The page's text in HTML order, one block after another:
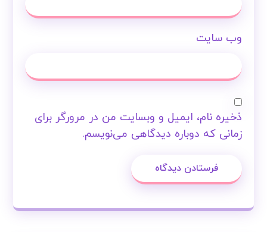
وب‌ سایت
ذخیره نام، ایمیل و وبسایت من در مرورگر برای
زمانی که دوباره دیدگاهی می‌نویسم.
فرستادن دیدگاه